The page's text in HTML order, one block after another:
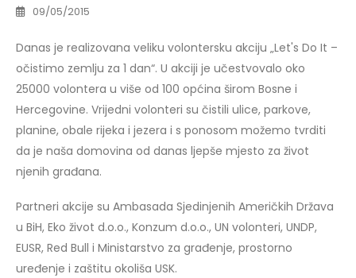
09/05/2015
Danas je realizovana veliku volontersku akciju „Let's Do It –
očistimo zemlju za 1 dan“. U akciji je učestvovalo oko
25000 volontera u više od 100 općina širom Bosne i
Hercegovine. Vrijedni volonteri su čistili ulice, parkove,
planine, obale rijeka i jezera i s ponosom možemo tvrditi
da je naša domovina od danas ljepše mjesto za život
njenih građana.
Partneri akcije su Ambasada Sjedinjenih Američkih Država
u BiH, Eko život d.o.o., Konzum d.o.o., UN volonteri, UNDP,
EUSR, Red Bull i Ministarstvo za građenje, prostorno
uređenje i zaštitu okoliša USK.